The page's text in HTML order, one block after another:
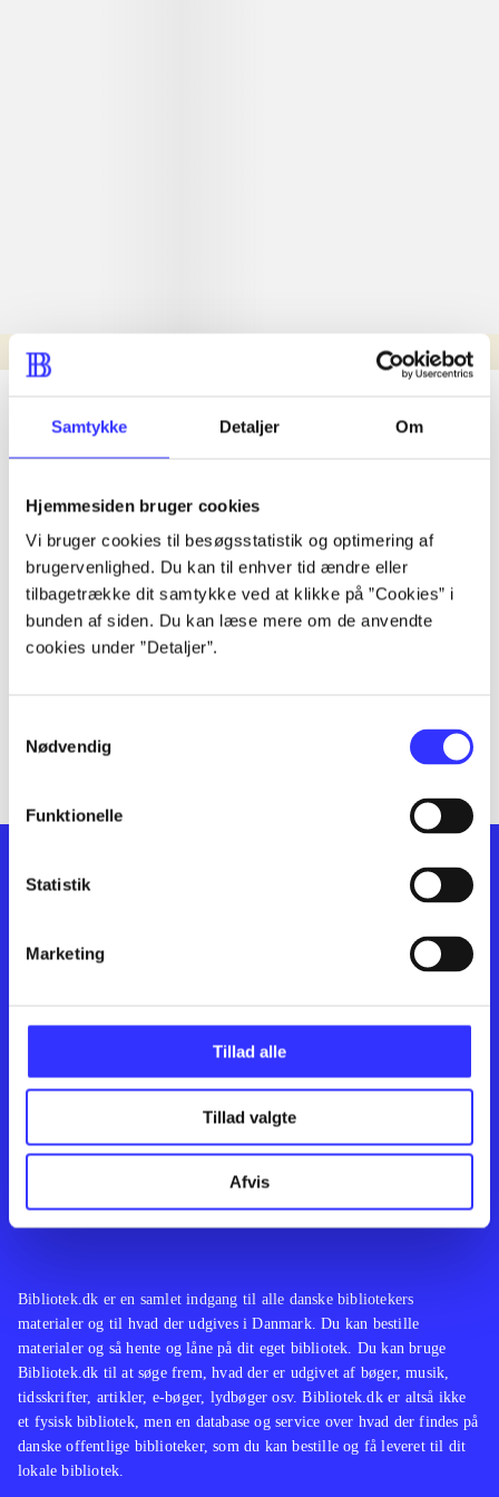
Samtykke Detaljer Om
Hjemmesiden bruger cookies
Vi bruger cookies til besøgsstatistik og optimering af
brugervenlighed. Du kan til enhver tid ændre eller
tilbagetrække dit samtykke ved at klikke på ”Cookies” i
bunden af siden. Du kan læse mere om de anvendte
cookies under ”Detaljer”.
Nødvendig
Funktionelle
Statistik
Marketing
Tillad alle
Tillad valgte
Afvis
Nyhed
lorem ipsum dolor sit amet ...
lorem ipsum dolor sit amet ...
lorem ipsum dolor sit amet ...
lorem ipsum dolor sit amet ...
lorem ipsum dolor sit amet ...
lorem ipsum dolor sit amet ...
lorem ipsum dolor sit amet ...
Feedback
Bibliotek.dk er en samlet indgang til alle danske bibliotekers
materialer og til hvad der udgives i Danmark. Du kan bestille
materialer og så hente og låne på dit eget bibliotek. Du kan bruge
Bibliotek.dk til at søge frem, hvad der er udgivet af bøger, musik,
tidsskrifter, artikler, e-bøger, lydbøger osv. Bibliotek.dk er altså ikke
et fysisk bibliotek, men en database og service over hvad der findes på
danske offentlige biblioteker, som du kan bestille og få leveret til dit
lokale bibliotek.
Kontakt os
English
Artikler
Film
Musik
Noder